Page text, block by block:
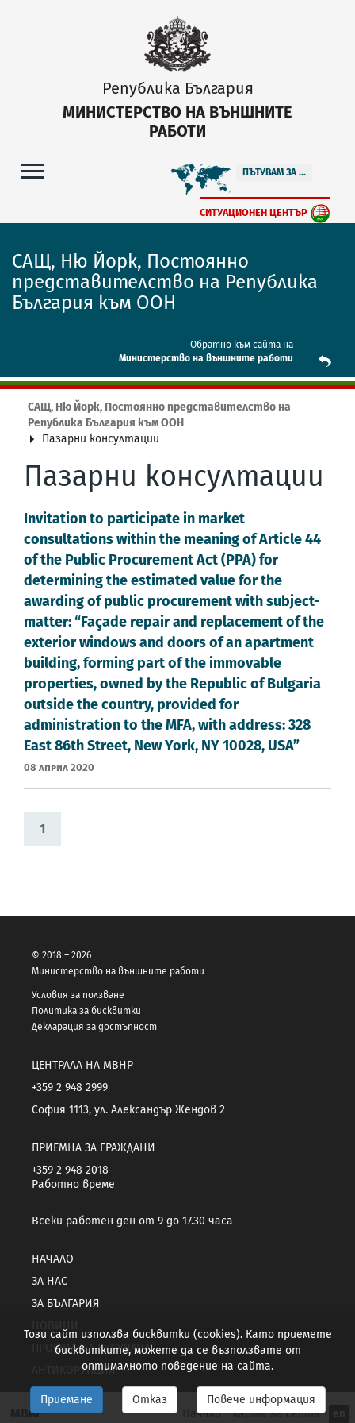
МВнР Начало Карта на сайта
Република България
МИНИСТЕРСТВО НА ВЪНШНИТЕ
РАБОТИ
ПЪТУВАМ ЗА ...
СИТУАЦИОНЕН ЦЕНТЪР
САЩ, Ню Йорк, Постоянно
представителство на Република
България към ООН
Обратно към сайта на
Mинистерство на външните работи
САЩ, Ню Йорк, Постоянно представителство на
Република България към ООН
Пазарни консултации
Пазарни консултации
Invitation to participate in market
consultations within the meaning of Article 44
of the Public Procurement Act (PPA) for
determining the estimated value for the
awarding of public procurement with subject-
matter: “Façade repair and replacement of the
exterior windows and doors of an apartment
building, forming part of the immovable
properties, owned by the Republic of Bulgaria
outside the country, provided for
administration to the MFA, with address: 328
East 86th Street, New York, NY 10028, USA”
08 Април 2020
1
© 2018 – 2026
Министерство на външните работи
Условия за ползване
Политика за бисквитки
Декларация за достъпност
ЦЕНТРАЛА НА МВНР
+359 2 948 2999
София 1113, ул. Александър Жендов 2
ПРИЕМНА ЗА ГРАЖДАНИ
+359 2 948 2018
Работно време
Всеки работен ден от 9 до 17.30 часа
НАЧАЛО
ЗА НАС
ЗА БЪЛГАРИЯ
ПРОФИЛ НА КУПУВАЧА
АНТИКОРУПЦИЯ
Този сайт използва бисквитки (cookies). Като приемете
бисквитките, можете да се възползвате от
оптималното поведение на сайта.
Приемане Отказ Повече информация